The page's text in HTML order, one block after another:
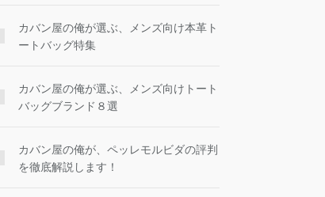
カバン屋の俺が選ぶ、メンズ向け本革ト
ートバッグ特集
カバン屋の俺が選ぶ、メンズ向けトート
バッグブランド８選
カバン屋の俺が、ペッレモルビダの評判
を徹底解説します！